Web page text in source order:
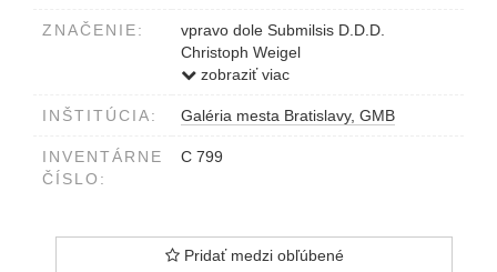
ZNAČENIE:
vpravo dole Submilsis D.D.D.
Christoph Weigel
kruhopis CHRISTIANUS AUGUSTUS
zobraziť viac
INŠTITÚCIA: Galéria mesta Bratislavy, GMB
INVENTÁRNE
ČÍSLO:
C 799
Pridať medzi obľúbené